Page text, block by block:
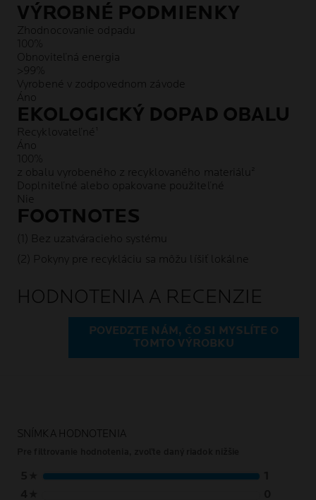
VÝROBNÉ PODMIENKY
Zhodnocovanie odpadu
100%
Obnoviteľná energia
>99%
Vyrobené v zodpovednom závode
Áno
EKOLOGICKÝ DOPAD OBALU
Recyklovateľné¹
Áno
100%
z obalu vyrobeného z recyklovaného materiálu²
Doplniteľné alebo opakovane použiteľné
Nie
FOOTNOTES
(1) Bez uzatváracieho systému
(2) Pokyny pre recykláciu sa môžu líšiť lokálne
HODNOTENIA A RECENZIE
POVEDZTE NÁM, ČO SI MYSLÍTE O
TOMTO VÝROBKU
SNÍMKA HODNOTENIA